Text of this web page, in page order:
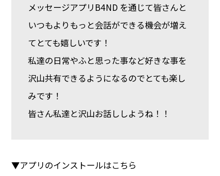
メッセージアプリB4ND を通じて皆さんと
いつもよりもっと会話ができる機会が増え
てとても嬉しいです！
私達の日常やふと思った事など好きな事を
沢山共有できるようになるのでとても楽し
みです！
皆さん私達と沢山お話ししようね！！
▼アプリのインストールはこちら